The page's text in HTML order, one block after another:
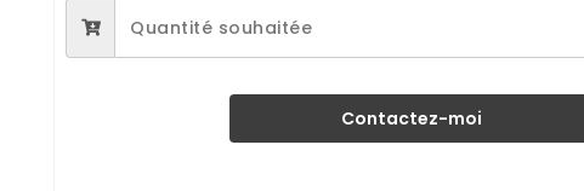
Contactez-moi